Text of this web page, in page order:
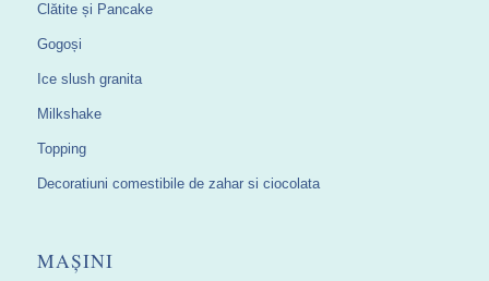
Clătite și Pancake
Gogoși
Ice slush granita
Milkshake
Topping
Decoratiuni comestibile de zahar si ciocolata
MAȘINI